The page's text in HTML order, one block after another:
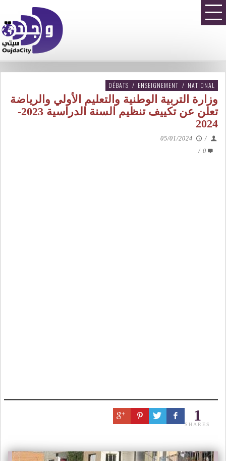
DÉBATS / ENSEIGNEMENT / NATIONAL
وزارة التربية الوطنية والتعليم الأولي والرياضة
تعلن عن تكييف تنظيم السنة الدراسية 2023-
2024
/
05/01/2024
0
/
1
SHARES